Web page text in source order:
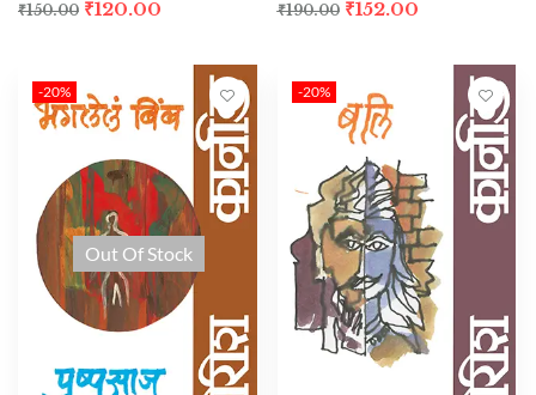
₹150.00 ₹120.00 ₹190.00 ₹152.00
-20%
Out Of Stock
-20%